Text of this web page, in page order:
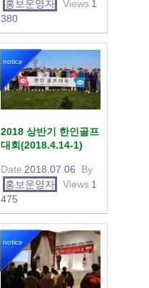
홍보운영자
Views 1
380
notice
2018 상반기 한인골프
대회(2018.4.14-1)
Date 2018.07.06
By
홍보운영자
Views 1
475
notice